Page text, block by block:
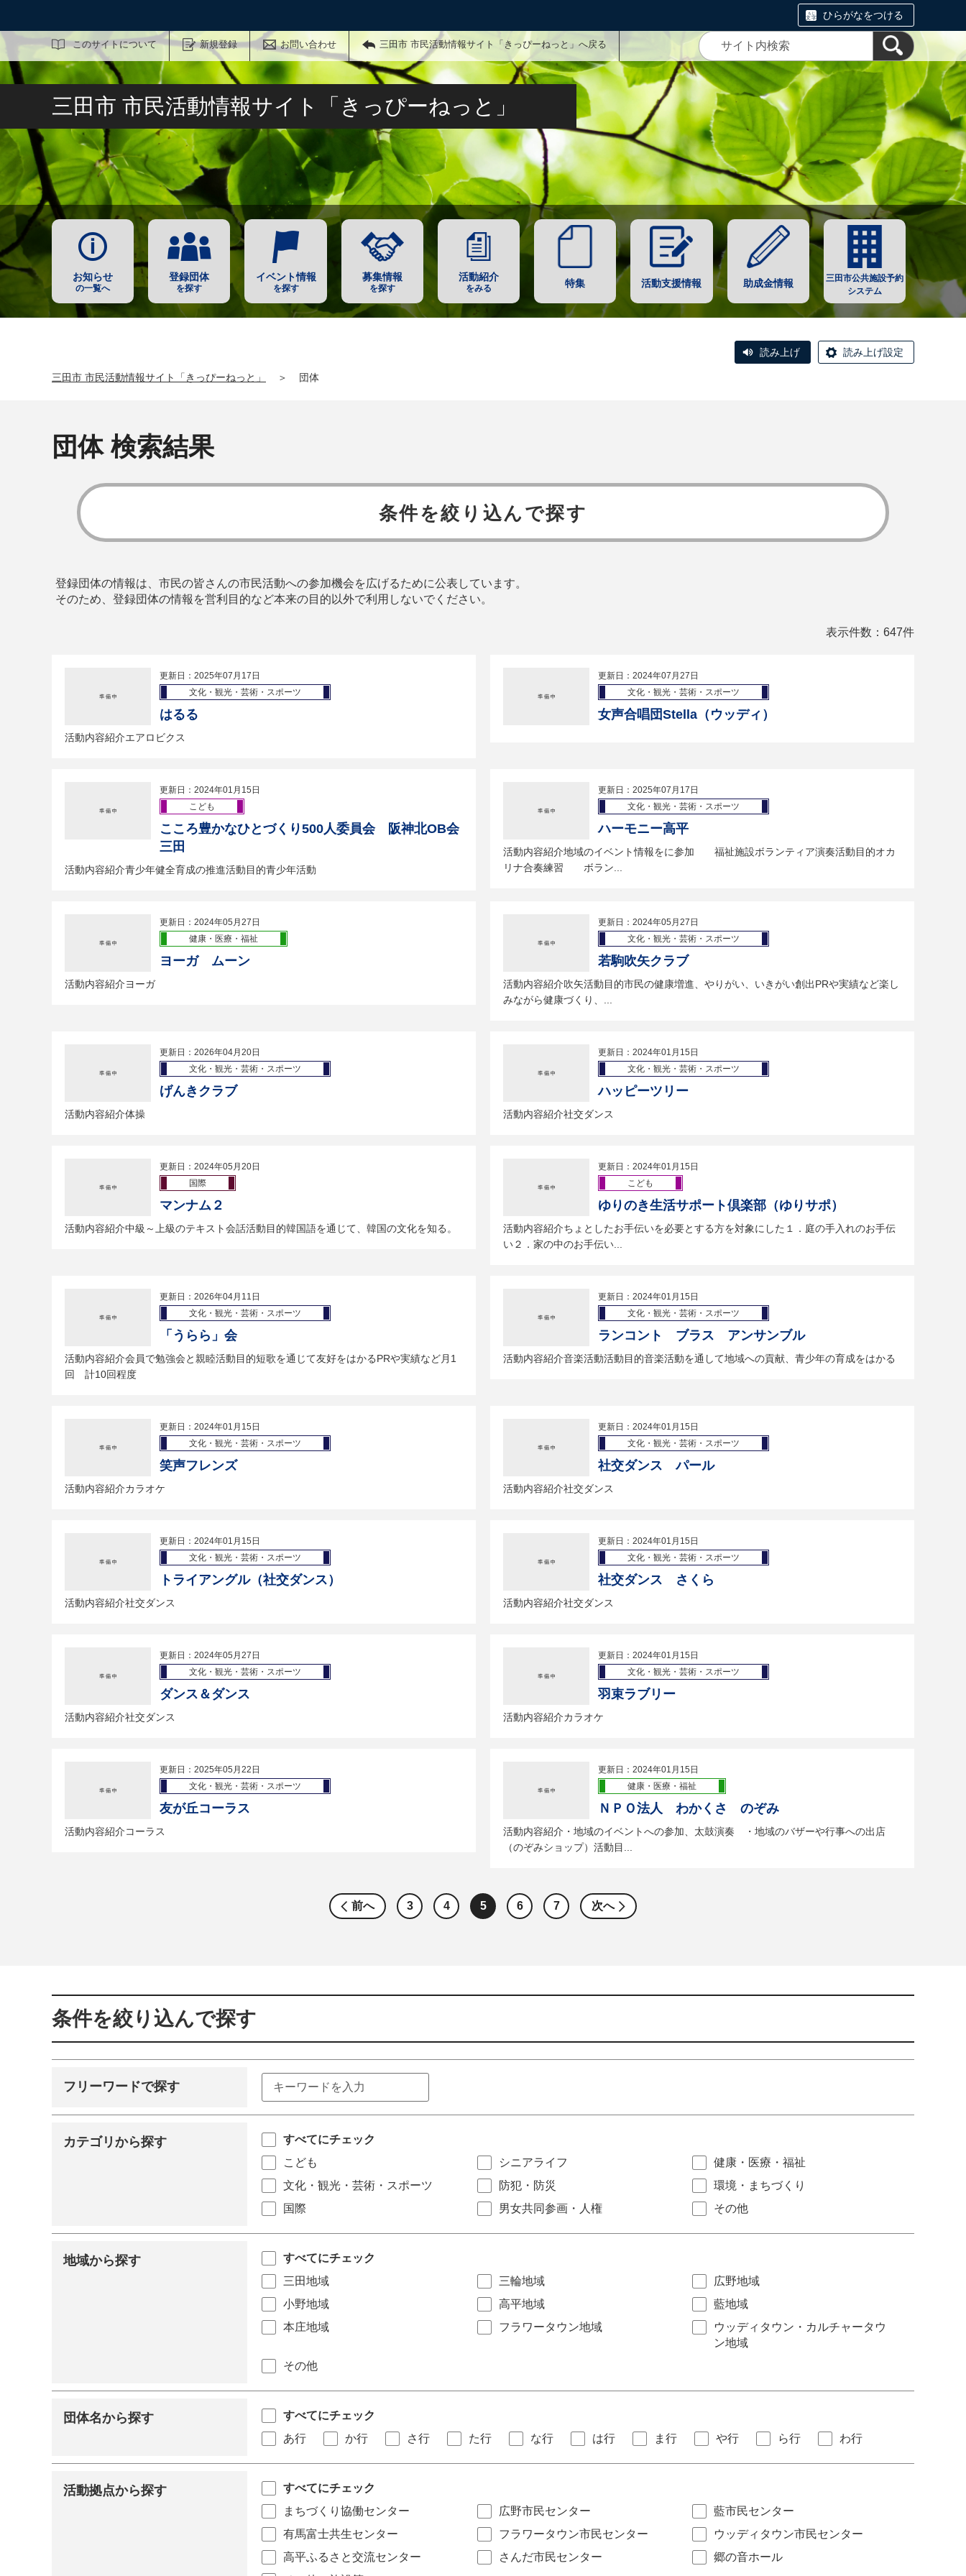
ひらがなをつける
このサイトについて 新規登録 お問い合わせ 三田市 市民活動情報サイト「きっぴーねっと」へ戻る
サイト内検索
三田市 市民活動情報サイト「きっぴーねっと」
お知らせ
の一覧へ
登録団体
を探す
イベント情報
を探す
募集情報
を探す
活動紹介
をみる 特集 活動支援情報 助成金情報
三田市公共施設予約
システム
読み上げ 読み上げ設定
三田市 市民活動情報サイト「きっぴーねっと」 ＞ 団体
団体 検索結果
条件を絞り込んで探す
登録団体の情報は、市民の皆さんの市民活動への参加機会を広げるために公表しています。
そのため、登録団体の情報を営利目的など本来の目的以外で利用しないでください。
表示件数：647件
更新日：2025年07月17日
文化・観光・芸術・スポーツ
はるる
活動内容紹介エアロビクス
更新日：2024年07月27日
文化・観光・芸術・スポーツ
女声合唱団Stella（ウッディ）
更新日：2024年01月15日
こども
こころ豊かなひとづくり500人委員会 阪神北OB会
三田
活動内容紹介青少年健全育成の推進活動目的青少年活動
更新日：2025年07月17日
文化・観光・芸術・スポーツ
ハーモニー高平
活動内容紹介地域のイベント情報をに参加 福祉施設ボランティア演奏活動目的オカ
リナ合奏練習 ボラン...
更新日：2024年05月27日
健康・医療・福祉
ヨーガ ムーン
活動内容紹介ヨーガ
更新日：2024年05月27日
文化・観光・芸術・スポーツ
若駒吹矢クラブ
活動内容紹介吹矢活動目的市民の健康増進、やりがい、いきがい創出PRや実績など楽し
みながら健康づくり、...
更新日：2026年04月20日
文化・観光・芸術・スポーツ
げんきクラブ
活動内容紹介体操
更新日：2024年01月15日
文化・観光・芸術・スポーツ
ハッピーツリー
活動内容紹介社交ダンス
更新日：2024年05月20日
国際
マンナム２
活動内容紹介中級～上級のテキスト会話活動目的韓国語を通じて、韓国の文化を知る。
更新日：2024年01月15日
こども
ゆりのき生活サポート倶楽部（ゆりサポ）
活動内容紹介ちょとしたお手伝いを必要とする方を対象にした１．庭の手入れのお手伝
い２．家の中のお手伝い...
更新日：2026年04月11日
文化・観光・芸術・スポーツ
「うらら」会
活動内容紹介会員で勉強会と親睦活動目的短歌を通じて友好をはかるPRや実績など月1
回 計10回程度
更新日：2024年01月15日
文化・観光・芸術・スポーツ
ランコント ブラス アンサンブル
活動内容紹介音楽活動活動目的音楽活動を通して地域への貢献、青少年の育成をはかる
更新日：2024年01月15日
文化・観光・芸術・スポーツ
笑声フレンズ
活動内容紹介カラオケ
更新日：2024年01月15日
文化・観光・芸術・スポーツ
社交ダンス パール
活動内容紹介社交ダンス
更新日：2024年01月15日
文化・観光・芸術・スポーツ
トライアングル（社交ダンス）
活動内容紹介社交ダンス
更新日：2024年01月15日
文化・観光・芸術・スポーツ
社交ダンス さくら
活動内容紹介社交ダンス
更新日：2024年05月27日
文化・観光・芸術・スポーツ
ダンス＆ダンス
活動内容紹介社交ダンス
更新日：2024年01月15日
文化・観光・芸術・スポーツ
羽束ラブリー
活動内容紹介カラオケ
更新日：2025年05月22日
文化・観光・芸術・スポーツ
友が丘コーラス
活動内容紹介コーラス
更新日：2024年01月15日
健康・医療・福祉
ＮＰＯ法人 わかくさ のぞみ
活動内容紹介・地域のイベントへの参加、太鼓演奏 ・地域のバザーや行事への出店
（のぞみショップ）活動目...
前へ 3 4 5 6 7 次へ
条件を絞り込んで探す
フリーワードで探す
カテゴリから探す
すべてにチェック
こども
シニアライフ
健康・医療・福祉
文化・観光・芸術・スポーツ
防犯・防災
環境・まちづくり
国際
男女共同参画・人権 その他
地域から探す
すべてにチェック
三田地域
三輪地域
広野地域
小野地域
高平地域
藍地域
本庄地域
フラワータウン地域
ウッディタウン・カルチャータウ
ン地域
その他
団体名から探す
すべてにチェック
あ行
か行 さ行 た行 な行 は行 ま行 や行 ら行 わ行
活動拠点から探す
すべてにチェック
まちづくり協働センター
広野市民センター
藍市民センター
有馬富士共生センター
フラワータウン市民センター
ウッディタウン市民センター
高平ふるさと交流センター
さんだ市民センター
郷の音ホール